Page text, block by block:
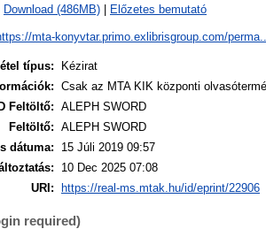
Download (486MB) Előzetes bemutató
mta-konyvtar.primo.exlibrisgroup.com/
típus:
Kézirat
Csak az MTA KIK központi
Feltöltő: ALEPH SWORD
Feltöltő: ALEPH SWORD
dátuma:
15 Júli 2019 09:57
10 Dec 2025 07:08
URI:
https://real-ms.mtak.hu/id/eprint/22906
required)